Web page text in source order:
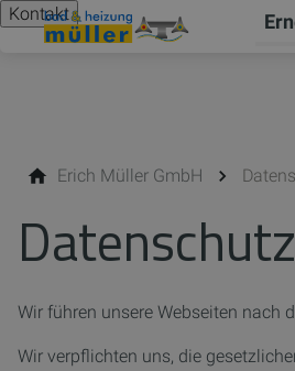
Kontakt
Erich Müller GmbH
Wir führen unsere Webseiten nach
Wir verpflichten uns, die